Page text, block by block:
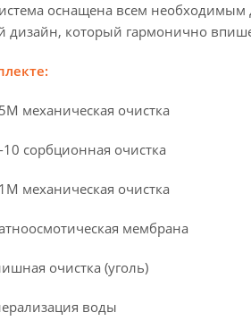
оснащена всем
дизайн, который гармонично
механическая очистка
сорбционная очистка
механическая очистка
мембрана
очистка (уголь)
воды